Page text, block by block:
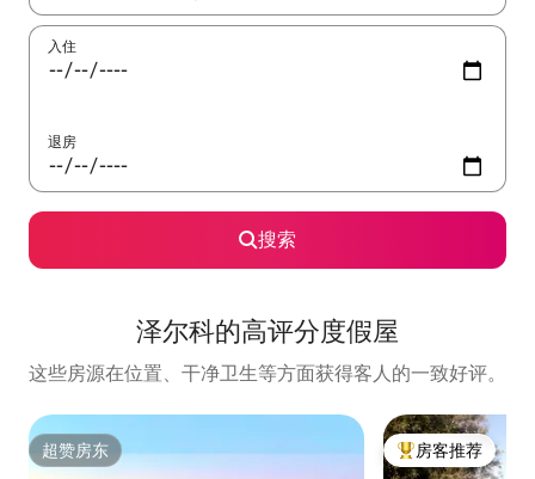
入住
退房
搜索
泽尔科的高评分度假屋
这些房源在位置、干净卫生等方面获得客人的一致好评。
超赞房东
超赞房东 热门「房客推荐」
房客推荐